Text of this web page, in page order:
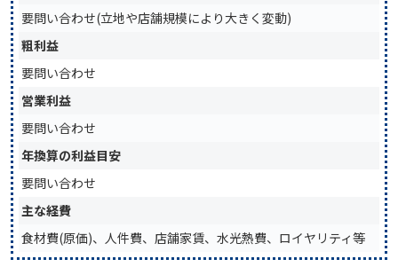
要問い合わせ(立地や店舗規模により大きく変動)
粗利益
要問い合わせ
営業利益
要問い合わせ
年換算の利益目安
要問い合わせ
主な経費
食材費(原価)、人件費、店舗家賃、水光熱費、ロイヤリティ等